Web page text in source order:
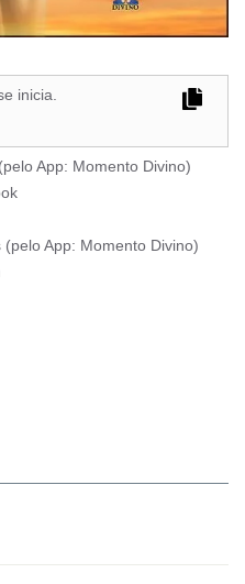
inicia.
App: Momento Divino)
(pelo App: Momento Divino)